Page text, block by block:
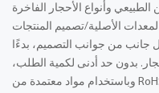
وأنواع الأحجار الفاخرة
الأصلية/تصميم المنتجات
جانب من جوانب التصميم، بدءًا
بدون حد أدنى لكمية الطلب،
وباستخدام مواد معتمدة من RoHS، نوفر حلولًا مرنة وعالية الجودة